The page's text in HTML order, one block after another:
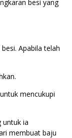
besi yang
Apabila telah
mencukupi
untuk ia
membuat baju